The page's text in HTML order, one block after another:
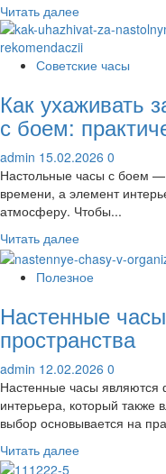
юристу
Читать далееПрочитать
больше
о
Промышленная
что
это
такое
и
в
чем
ее
Советские часы
Как ухаживать
с боем:
admin 15.02.2026 0
Настольные часы с боем —
времени, а элемент
атмосферу. Чтобы...
Читать далееПрочитать
больше
о
ухаживать
за
настольными
часами
с
боем:
практические
рекомендации
Полезное
Настенные
пространства
admin 12.02.2026 0
Настенные часы
интерьера, который
выбор основывается на
Читать далееПрочитать